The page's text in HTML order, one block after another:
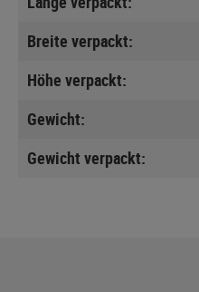
Breite verpackt:
Höhe verpackt:
Gewicht:
Gewicht verpackt: